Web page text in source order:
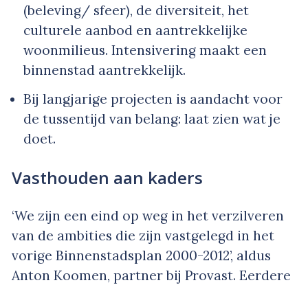
(beleving/ sfeer), de diversiteit, het
culturele aanbod en aantrekkelijke
woonmilieus. Intensivering maakt een
binnenstad aantrekkelijk.
Bij langjarige projecten is aandacht voor
de tussentijd van belang: laat zien wat je
doet.
Vasthouden aan kaders
‘We zijn een eind op weg in het verzilveren
van de ambities die zijn vastgelegd in het
vorige Binnenstadsplan 2000-2012’, aldus
Anton Koomen, partner bij Provast. Eerdere